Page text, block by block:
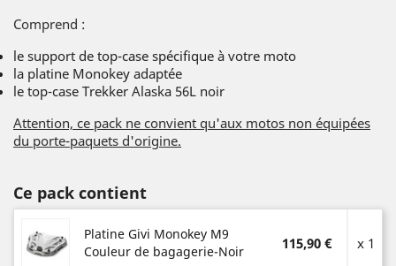
Comprend :
le support de top-case spécifique à votre moto
la platine Monokey adaptée
le top-case Trekker Alaska 56L noir
Attention, ce pack ne convient qu'aux motos non équipées
du porte-paquets d'origine.
Ce pack contient
Platine Givi Monokey M9
Couleur de bagagerie-Noir
115,90 € x 1